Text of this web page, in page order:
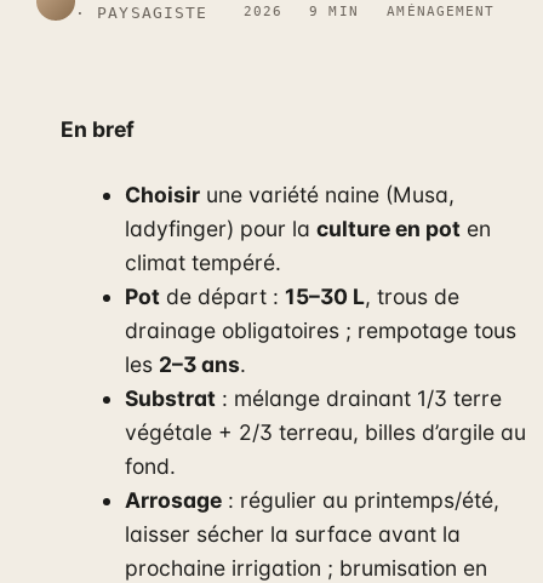
· PAYSAGISTE
2026
9 MIN
AMÉNAGEMENT
En bref
Choisirune variété naine (Musa,
ladyfinger) pour la culture en poten
climat tempéré.
Potde départ : 15–30 L, trous de
drainage obligatoires ; rempotage tous
les 2–3 ans.
Substrat: mélange drainant 1/3 terre
végétale + 2/3 terreau, billes d’argile au
fond.
Arrosage: régulier au printemps/été,
laisser sécher la surface avant la
prochaine irrigation ; brumisation en